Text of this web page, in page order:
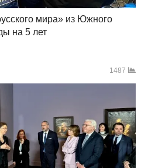
мира» из Южного
на 5 лет
1487